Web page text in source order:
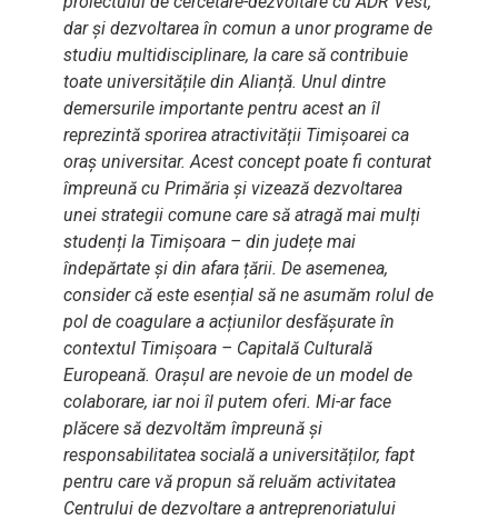
dar și dezvoltarea în comun a unor programe de
studiu multidisciplinare, la care să contribuie
toate universitățile din Alianță. Unul dintre
demersurile importante pentru acest an îl
reprezintă sporirea atractivității Timișoarei ca
oraș universitar. Acest concept poate fi conturat
împreună cu Primăria și vizează dezvoltarea
unei strategii comune care să atragă mai mulți
studenți la Timișoara – din județe mai
îndepărtate și din afara țării. De asemenea,
consider că este esențial să ne asumăm rolul de
pol de coagulare a acțiunilor desfășurate în
contextul Timișoara – Capitală Culturală
Europeană. Orașul are nevoie de un model de
colaborare, iar noi îl putem oferi. Mi-ar face
plăcere să dezvoltăm împreună și
responsabilitatea socială a universităților, fapt
pentru care vă propun să reluăm activitatea
Centrului de dezvoltare a antreprenoriatului